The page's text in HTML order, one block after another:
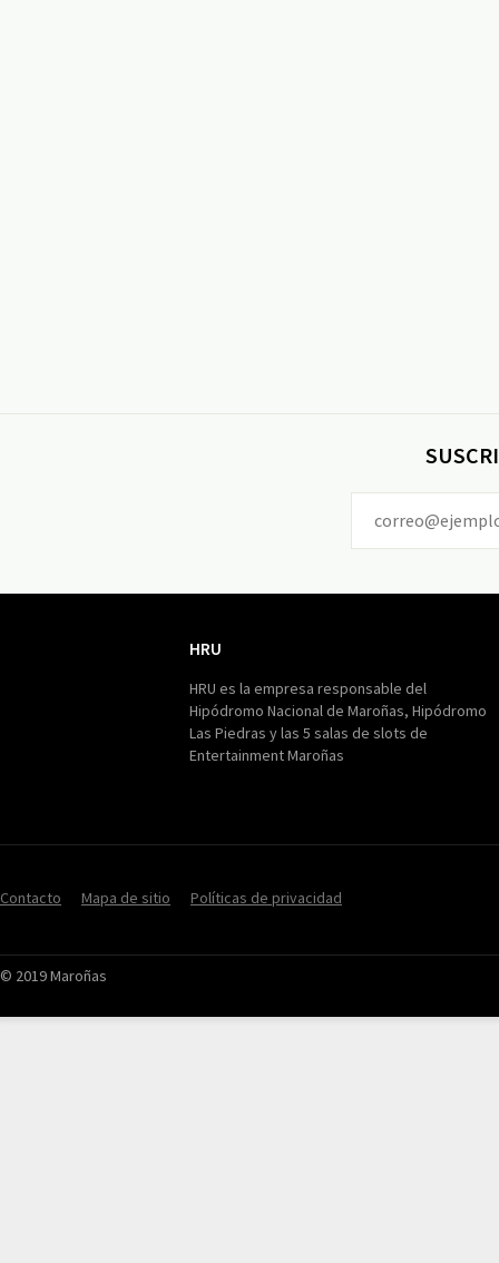
HRU
HRU es la empresa responsable del
Hipódromo Nacional de Maroñas, Hipódromo
Las Piedras y las 5 salas de slots de
Entertainment Maroñas
Contacto Mapa de sitio Políticas de privacidad
© 2019 Maroñas